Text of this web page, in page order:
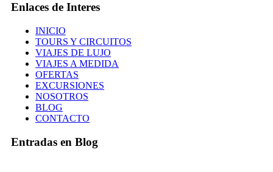
Enlaces de Interes
INICIO
TOURS Y CIRCUITOS
VIAJES DE LUJO
VIAJES A MEDIDA
OFERTAS
EXCURSIONES
NOSOTROS
BLOG
CONTACTO
Entradas en Blog